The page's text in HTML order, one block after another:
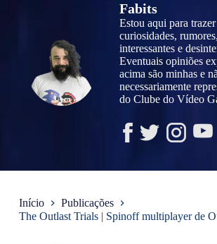
Fabits
Estou aqui para
curiosidades,
interessantes e
Eventuais opiniões
acima são minhas e
necessariamente
do Clube do Vídeo
Início
Publicações
The Outlast Trials | Spinoff multiplayer de